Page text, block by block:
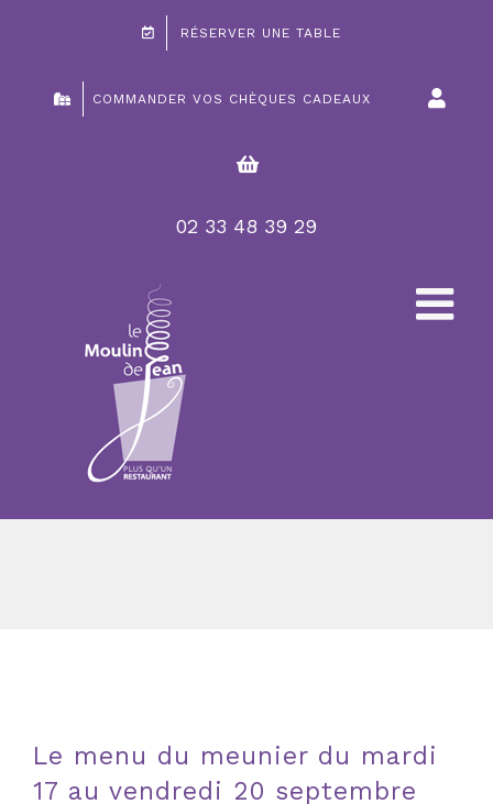
RÉSERVER UNE TABLE
COMMANDER VOS CHÈQUES CADEAUX
02 33 48 39 29
Le menu du meunier du mardi
17 au vendredi 20 septembre